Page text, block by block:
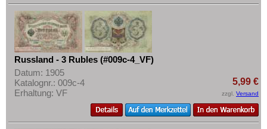
Russland - 3 Rubles (#009c-4_VF)
Datum: 1905
Katalognr.: 009c-4
Erhaltung: VF
5,99 €
zzgl. Versand